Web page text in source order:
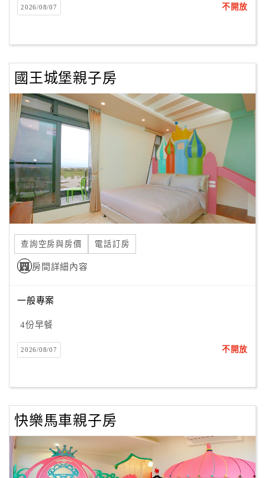
Q&A
旅
卡
訂
房
款
收
據
合
作
提
案
店
作
商
合
作
2026/08/07 不開放
國王城堡親子房
查詢空房與房價 電話訂房
房間詳細內容
一般專案
4份早餐
2026/08/07 不開放
快樂馬車親子房